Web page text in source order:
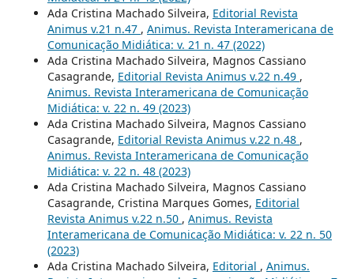
Ada Cristina Machado Silveira, Editorial Revista
Animus v.21 n.47 , Animus. Revista Interamericana de
Comunicação Midiática: v. 21 n. 47 (2022)
Ada Cristina Machado Silveira, Magnos Cassiano
Casagrande, Editorial Revista Animus v.22 n.49 ,
Animus. Revista Interamericana de Comunicação
Midiática: v. 22 n. 49 (2023)
Ada Cristina Machado Silveira, Magnos Cassiano
Casagrande, Editorial Revista Animus v.22 n.48 ,
Animus. Revista Interamericana de Comunicação
Midiática: v. 22 n. 48 (2023)
Ada Cristina Machado Silveira, Magnos Cassiano
Casagrande, Cristina Marques Gomes, Editorial
Revista Animus v.22 n.50 , Animus. Revista
Interamericana de Comunicação Midiática: v. 22 n. 50
(2023)
Ada Cristina Machado Silveira, Editorial , Animus.